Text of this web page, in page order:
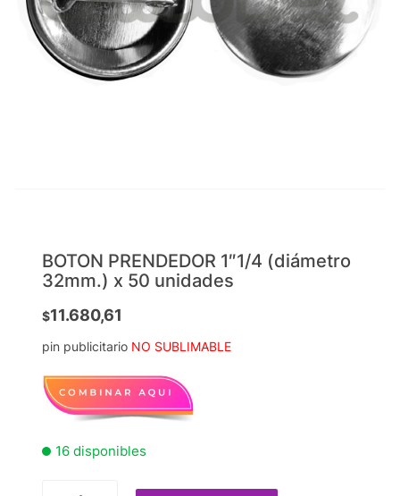
BOTON PRENDEDOR 1″1/4 (diámetro
32mm.) x 50 unidades
$11.680,61
pin publicitario NO SUBLIMABLE
16 disponibles